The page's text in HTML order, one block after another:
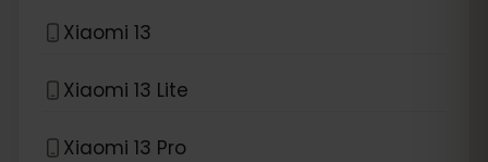
Xiaomi 13
Xiaomi 13 Lite
Xiaomi 13 Pro